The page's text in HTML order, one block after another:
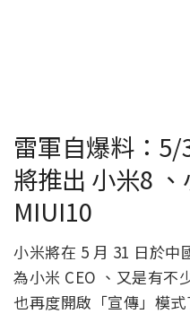
雷軍自爆料：5/
將推出 小米8 、
MIUI10
小米將在 5 月 31 日於中
為小米 CEO 、又是有不
也再度開啟「宣傳」模式